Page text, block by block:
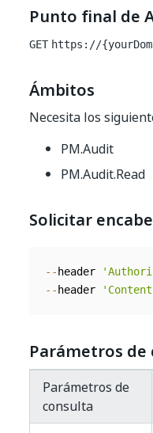
Punto final de
GET https://
Ámbitos
Necesita los
PM.Audit
PM.Audit.Read
Solicitar
-- header
-- header
Parámetros de
Parámetros de
consulta